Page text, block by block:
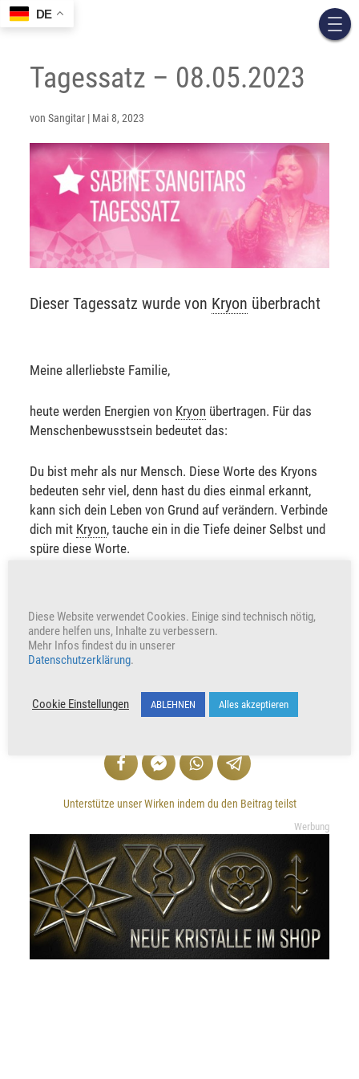
Tagessatz – 08.05.2023
vonSangitar | Mai 8, 2023
Dieser Tagessatz wurde von Kryon überbracht
Meine allerliebste Familie,
heute werden Energien von Kryon übertragen. Für das
Menschenbewusstsein bedeutet das:
Du bist mehr als nur Mensch. Diese Worte des Kryons
bedeuten sehr viel, denn hast du dies einmal erkannt,
kann sich dein Leben von Grund auf verändern. Verbinde
dich mit Kryon, tauche ein in die Tiefe deiner Selbst und
spüre diese Worte.
Sabine Sangitar
Unterstütze unser Wirken indem du den Beitrag teilst
Werbung
Diese Website verwendet Cookies. Einige sind technisch nötig,
andere helfen uns, Inhalte zu verbessern.
Mehr Infos findest du in unserer
Datenschutzerklärung.
Cookie Einstellungen ABLEHNEN Alles akzeptieren
DE